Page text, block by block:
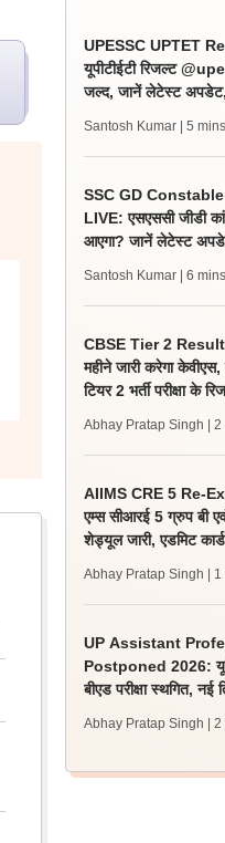
UPESSC UPTET
यूपीटीईटी रिजल्ट
जल्द, जानें लेटेस्ट अपडेट,
Santosh Kumar | 5
SSC GD
LIVE: एसएससी जीडी
आएगा? जानें लेटेस्ट
Santosh Kumar | 6
CBSE Tier 2 Result
महीने जारी करेगा
टियर 2 भर्ती परीक्षा के
Abhay Pratap Singh |
AIIMS CRE 5 Re-
एम्स सीआरई 5 ग्रुप बी
शेड्यूल जारी, एडमिट
Abhay Pratap Singh |
UP Assistant
Postponed 2026:
बीएड परीक्षा स्थगित, नई
Abhay Pratap Singh |